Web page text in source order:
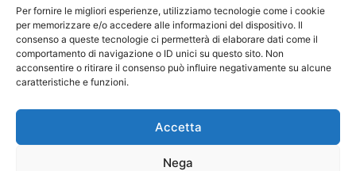
Per fornire le migliori esperienze, utilizziamo tecnologie come i cookie
per memorizzare e/o accedere alle informazioni del dispositivo. Il
consenso a queste tecnologie ci permetterà di elaborare dati come il
comportamento di navigazione o ID unici su questo sito. Non
acconsentire o ritirare il consenso può influire negativamente su alcune
caratteristiche e funzioni.
Accetta
Nega
attese, l’installazione “Infinito/Finito” di Donatella
Pinocci, che trasformerà l’Osservatorio in […]
Leggi tutto...